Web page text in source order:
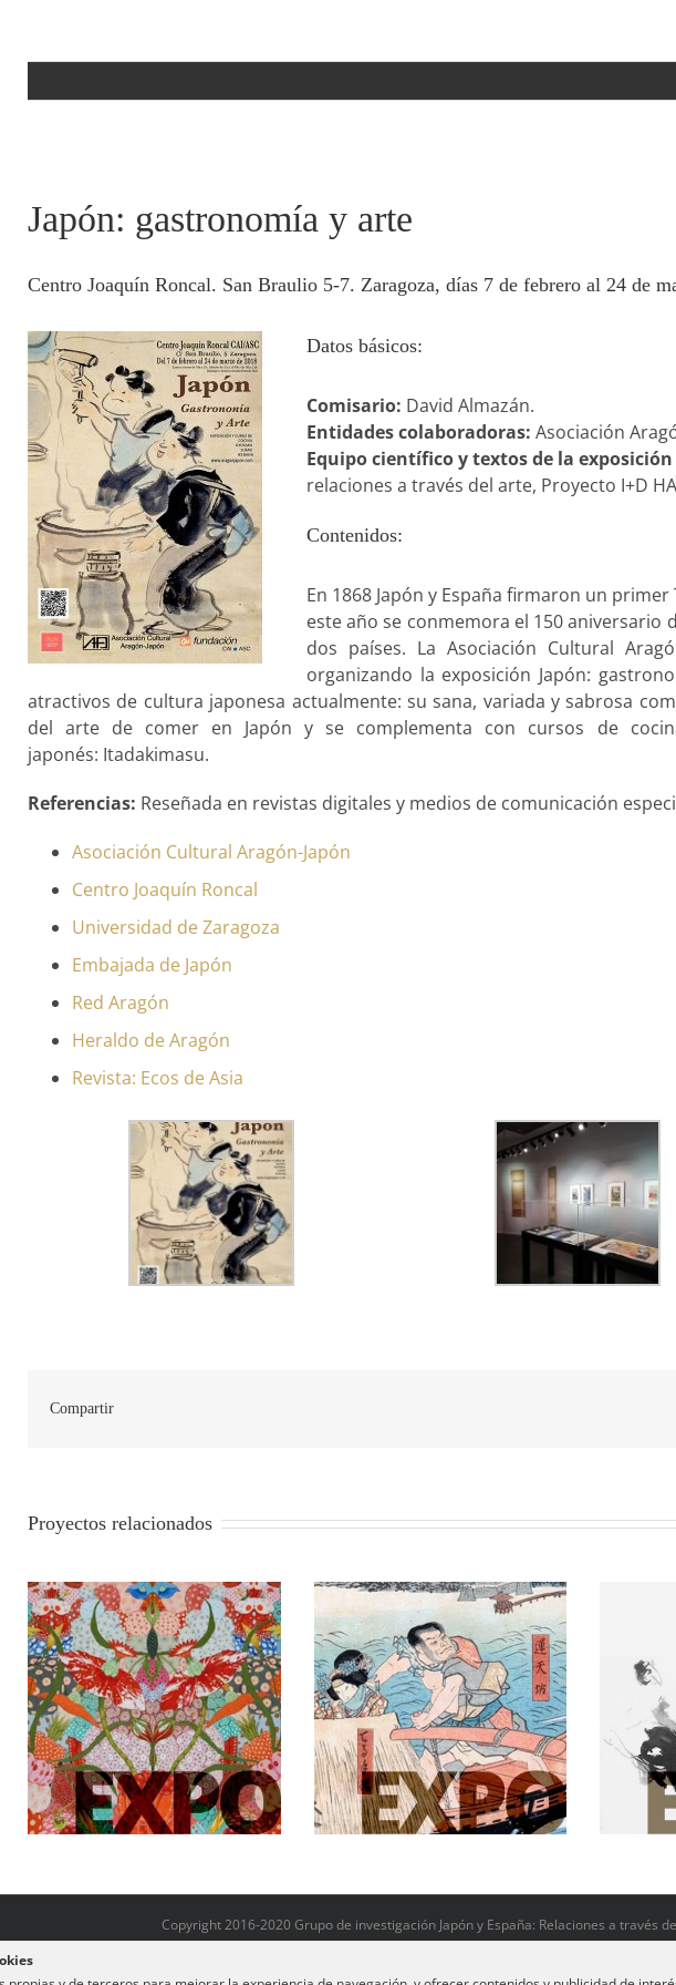
Japón: gastronomía y arte
Centro Joaquín Roncal. San Braulio 5-7. Zaragoza, días 7 de febrero al 24 de
Datos básicos:
Comisario: David Almazán.
Entidades colaboradoras: Asociación
Equipo científico y textos de la
relaciones a través del arte, Proyecto I+D
Contenidos:
En 1868 Japón y España firmaron un
este año se conmemora el 150
dos países. La Asociación Cultural
organizando la exposición Japón:
atractivos de cultura japonesa actualmente: su sana, variada y sabrosa
del arte de comer en Japón y se complementa con cursos de
japonés: Itadakimasu.
Referencias: Reseñada en revistas digitales y medios de comunicación
Asociación Cultural Aragón-Japón
Centro Joaquín Roncal
Universidad de Zaragoza
Embajada de Japón
Red Aragón
Heraldo de Aragón
Revista: Ecos de Asia
Compartir
Proyectos relacionados
Estampa japonesa: Imágenes del
mundo flotante
La danza del pincel
El
e
Copyright 2016-2020 Grupo de investigación Japón y España: Relaciones a través